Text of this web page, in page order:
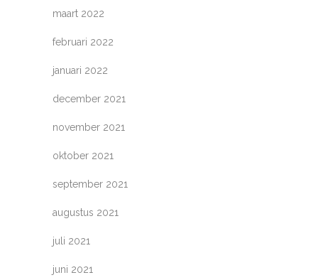
maart 2022
februari 2022
januari 2022
december 2021
november 2021
oktober 2021
september 2021
augustus 2021
juli 2021
juni 2021